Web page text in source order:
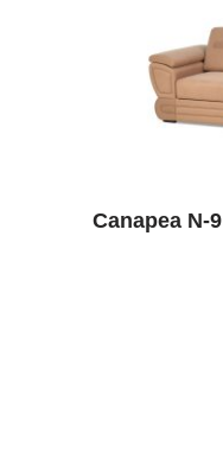
Canapea N-9